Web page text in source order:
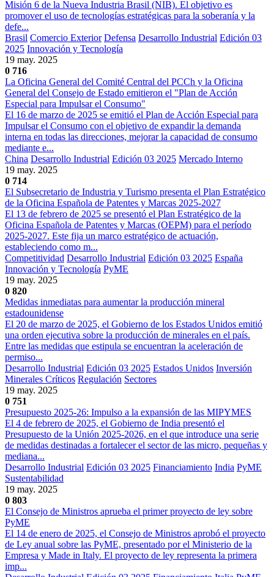
Misión 6 de la Nueva Industria Brasil (NIB). El objetivo es
promover el uso de tecnologías estratégicas para la soberanía y la
defe...
Brasil Comercio Exterior Defensa Desarrollo Industrial Edición 03
2025 Innovación y Tecnología
19 may. 2025
0 716
La Oficina General del Comité Central del PCCh y la Oficina
General del Consejo de Estado emitieron el "Plan de Acción
Especial para Impulsar el Consumo"
El 16 de marzo de 2025 se emitió el Plan de Acción Especial para
Impulsar el Consumo con el objetivo de expandir la demanda
interna en todas las direcciones, mejorar la capacidad de consumo
mediante e...
China Desarrollo Industrial Edición 03 2025 Mercado Interno
19 may. 2025
0 714
El Subsecretario de Industria y Turismo presenta el Plan Estratégico
de la Oficina Española de Patentes y Marcas 2025-2027
El 13 de febrero de 2025 se presentó el Plan Estratégico de la
Oficina Española de Patentes y Marcas (OEPM) para el período
2025-2027. Este fija un marco estratégico de actuación,
estableciendo como m...
Competitividad Desarrollo Industrial Edición 03 2025 España
Innovación y Tecnología PyME
19 may. 2025
0 820
Medidas inmediatas para aumentar la producción mineral
estadounidense
El 20 de marzo de 2025, el Gobierno de los Estados Unidos emitió
una orden ejecutiva sobre la producción de minerales en el país.
Entre las medidas que estipula se encuentran la aceleración de
permiso...
Desarrollo Industrial Edición 03 2025 Estados Unidos Inversión
Minerales Críticos Regulación Sectores
19 may. 2025
0 751
Presupuesto 2025-26: Impulso a la expansión de las MIPYMES
El 4 de febrero de 2025, el Gobierno de India presentó el
Presupuesto de la Unión 2025-2026, en el que introduce una serie
de medidas destinadas a fortalecer el sector de las micro, pequeñas y
mediana...
Desarrollo Industrial Edición 03 2025 Financiamiento India PyME
Sustentabilidad
19 may. 2025
0 803
El Consejo de Ministros aprueba el primer proyecto de ley sobre
PyME
El 14 de enero de 2025, el Consejo de Ministros aprobó el proyecto
de Ley anual sobre las PyME, presentado por el Ministerio de la
Empresa y Made in Italy. El proyecto de ley representa la primera
imp...